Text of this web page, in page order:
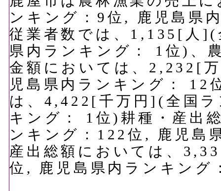
ンキング：9位, 鹿児島県
従業者数では、1,135[人
県内ランキング： 1位)、
金額においては、2,232[
児島県内ランキング： 12
は、4,422[千万円](全国
キング： 1位)耕種・産出
ンキング：122位, 鹿児島
産出総額においては、
位, 鹿児島県内ランキン